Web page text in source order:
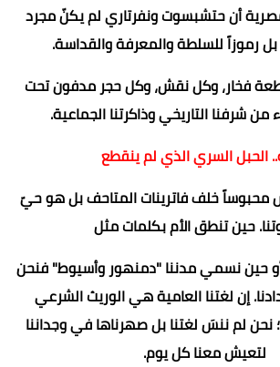
أن حتشبسوت ونفرتاري لم يكنّ مجرد
رموزاً للسلطة والمعرفة والقداسة.
فخار، وكل نقش، وكل حجر مدفون تحت
من شرفنا التاريخي وذاكرتنا الجماعية.
الحبل السري الذي لم ينقطع
محبوساً خلف فاترينات المتاحف بل هو حيّ
حين تنطق الأم بكلمات مثل
أو حين نسمي مدننا "دمنهور وأسيوط" فنحن
إن لغتنا العامية هي الوريث الشرعي
نحن لم ننسَ لغتنا بل صهرناها في وجداننا
لتعيش معنا كل يوم.